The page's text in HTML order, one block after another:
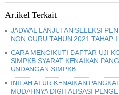
Artikel Terkait
JADWAL LANJUTAN SELEKSI
NON GURU TAHUN 2021 TAHAP I
CARA MENGIKUTI DAFTAR UJI
SIMPKB SYARAT KENAIKAN
UNDANGAN SIMPKB
INILAH ALUR KENAIKAN
MUDAHNYA DIGITALISASI